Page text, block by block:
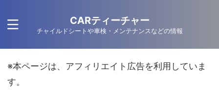
CARティーチャー
チャイルドシートや車検・メンテナンスなどの情報
※本ページは、アフィリエイト広告を利用していま
す。